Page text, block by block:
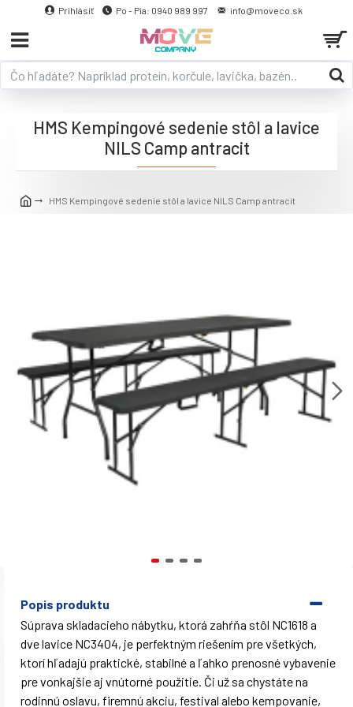
Prihlásiť Po - Pia: 0940 989 997 info@moveco.sk
HMS Kempingové sedenie stôl a lavice NILS Camp antracit
HMS Kempingové sedenie stôl a lavice
NILS Camp antracit
Popis produktu
Súprava skladacieho nábytku, ktorá zahŕňa stôl NC1618 a
dve lavice NC3404, je perfektným riešením pre všetkých,
ktorí hľadajú praktické, stabilné a ľahko prenosné vybavenie
pre vonkajšie aj vnútorné použitie. Či už sa chystáte na
rodinnú oslavu, firemnú akciu, festival alebo kempovanie,